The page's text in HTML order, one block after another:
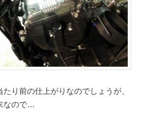
り前の仕上がりなのでしょうが、
なので…